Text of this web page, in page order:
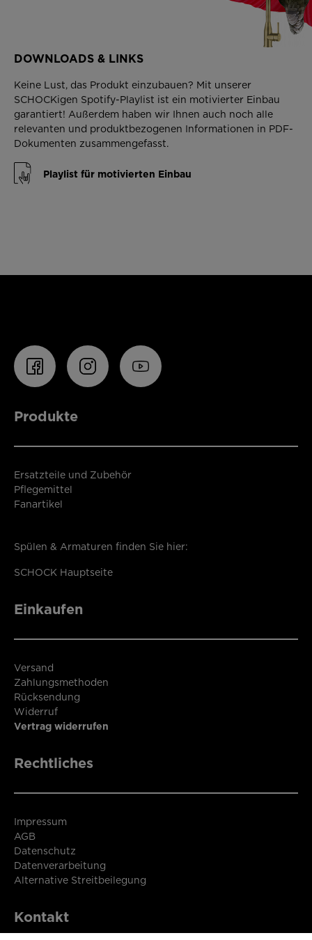
DOWNLOADS & LINKS
Keine Lust, das Produkt einzubauen? Mit unserer
SCHOCKigen Spotify-Playlist ist ein motivierter Einbau
garantiert! Außerdem haben wir Ihnen auch noch alle
relevanten und produktbezogenen Informationen in PDF-
Dokumenten zusammengefasst.
Playlist für motivierten Einbau
Produkte
Ersatzteile und Zubehör
Pflegemittel
Fanartikel
Spülen & Armaturen finden Sie hier:
SCHOCK Hauptseite
Einkaufen
Versand
Zahlungsmethoden
Rücksendung
Widerruf
Vertrag widerrufen
Rechtliches
Impressum
AGB
Datenschutz
Datenverarbeitung
Alternative Streitbeilegung
Kontakt